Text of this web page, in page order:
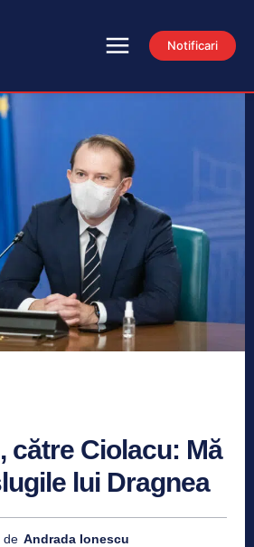
Notificari
către Ciolacu: Mă
lui Dragnea
de Andrada Ionescu